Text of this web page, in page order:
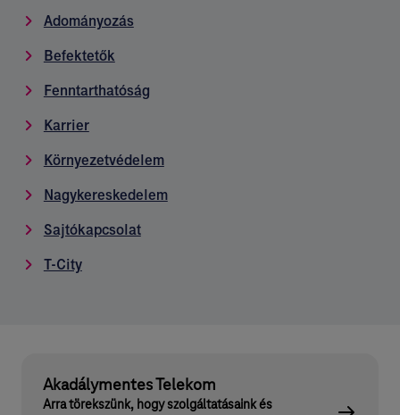
Adományozás
Befektetők
Fenntarthatóság
Karrier
Környezetvédelem
Nagykereskedelem
Sajtókapcsolat
T-City
Akadálymentes Telekom
Arra törekszünk, hogy szolgáltatásaink és